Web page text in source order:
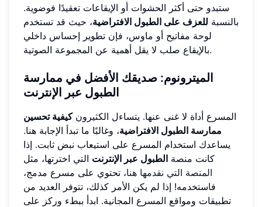
ستبدو حتى أكثر الحشوات أو الإيقاعات تعقيدًا فوضوية.
بالنسبة للعزف على الطبول الافتراضية، حيث قد تستخدم
لوحة مفاتيح أو ماوس، فإن تطوير إحساس داخلي
بالإيقاع صلب لا يقل أهمية عن المجموعة الصوتية.
الميترونوم: صديقك الأفضل في ممارسة
الطبول عبر الإنترنت
المسرع أداة لا غنى عنها. يتساءل الكثيرونكيفية تحسين
ممارسة الطبول الافتراضية، وغالبًا ما تبدأ الإجابة هنا.
يساعدك استخدام المسرع على استيعاب نبض ثابت. إذا
كانت منصة الطبول عبر الإنترنت التي اخترتها، مثل
المنصة التي نقدمها هنا، تحتوي على مسرع مدمج،
فاستخدمه! إذا لم يكن الأمر كذلك، تتوفر العديد من
تطبيقات ومواقع المسرع المجانية. ابدأ ببطء وركز على